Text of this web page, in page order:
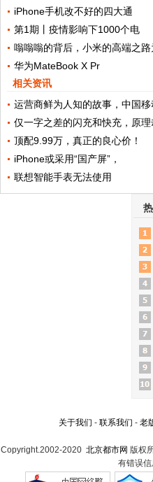
iPhone手机改不好的四大通
第1期丨疫情影响下1000个电
嗡嗡嗡的背后，小米的高端之路
华为MateBook X Pr
相关资讯
运营商鲜为人知的故事，中国移
仅一字之差的闪充和快充，原理
顶配9.99万，真正的良心价！
iPhone或采用“国产屏”，
联想智能手表无法使用
关于我们 - 联系我们 - 老
Copyright.2002-2020 北京都市网 版权
有错误